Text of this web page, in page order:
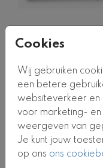
Cookies
Wij gebruiken
een betere
websiteverkeer en
voor marketing-
weergeven van
Je kunt jouw
op ons ons